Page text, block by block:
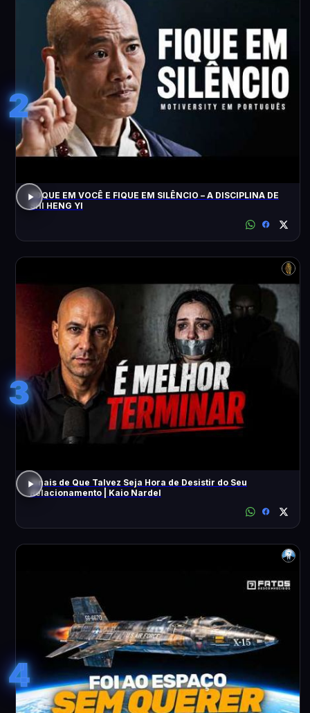
2
FOQUE EM VOCÊ E FIQUE EM SILÊNCIO – A DISCIPLINA DE
SHI HENG YI
3
Sinais de Que Talvez Seja Hora de Desistir do Seu
Relacionamento | Kaio Nardel
4